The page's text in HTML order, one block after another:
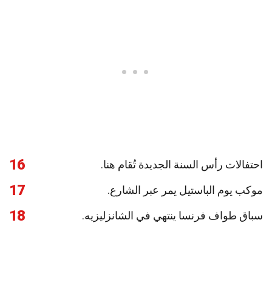
16 احتفالات رأس السنة الجديدة تُقام هنا.
17 موكب يوم الباستيل يمر عبر الشارع.
18 سباق طواف فرنسا ينتهي في الشانزليزيه.